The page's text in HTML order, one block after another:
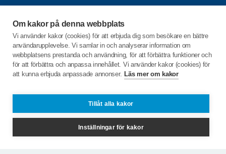
Om kakor på denna webbplats
Vi använder kakor (cookies) för att erbjuda dig som besökare en bättre
användarupplevelse. Vi samlar in och analyserar information om
webbplatsens prestanda och användning, för att förbättra funktioner och
för att förbättra och anpassa innehållet. Vi använder kakor (cookies) för
att kunna erbjuda anpassade annonser. Läs mer om kakor
Tillåt alla kakor
Inställningar för kakor
Bli medlem
Nyheter
C/o:Marie Nielsén